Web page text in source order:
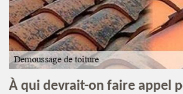
À qui devrait-on faire appel